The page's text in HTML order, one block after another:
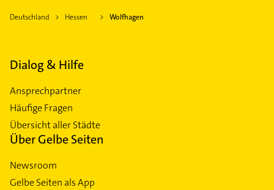
Deutschland Hessen Wolfhagen
Dialog & Hilfe
Ansprechpartner
Häufige Fragen
Übersicht aller Städte
Über Gelbe Seiten
Newsroom
Gelbe Seiten als App